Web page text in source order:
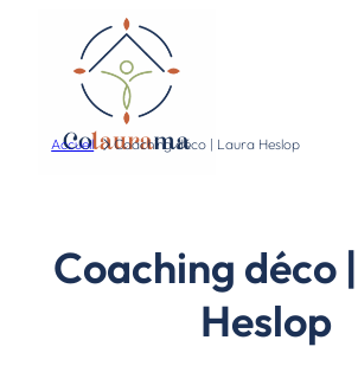
Accueil Coaching déco | Laura Heslop
Coaching déco
Heslop